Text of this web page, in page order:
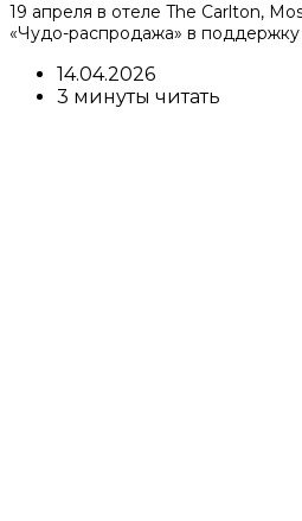
19 апреля в отеле The Carlton,
«Чудо-распродажа» в
14.04.2026
3 минуты читать